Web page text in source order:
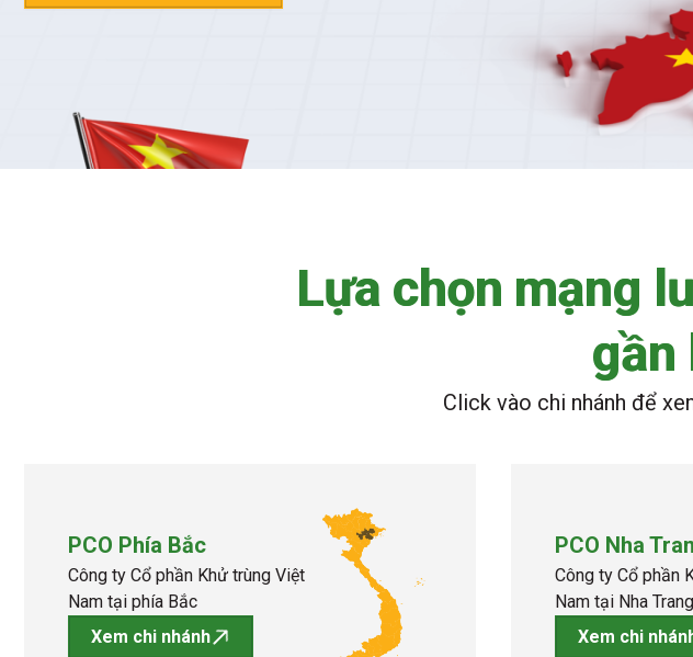
Lựa chọn mạng l
gần
Click vào chi nhánh để
PCO Phía Bắc
Công ty Cổ phần Khử trùng Việt
Nam tại phía Bắc
Xem chi nhánh
PCO Nha
Công ty Cổ phần
Nam tại Nha Trang
Xem chi